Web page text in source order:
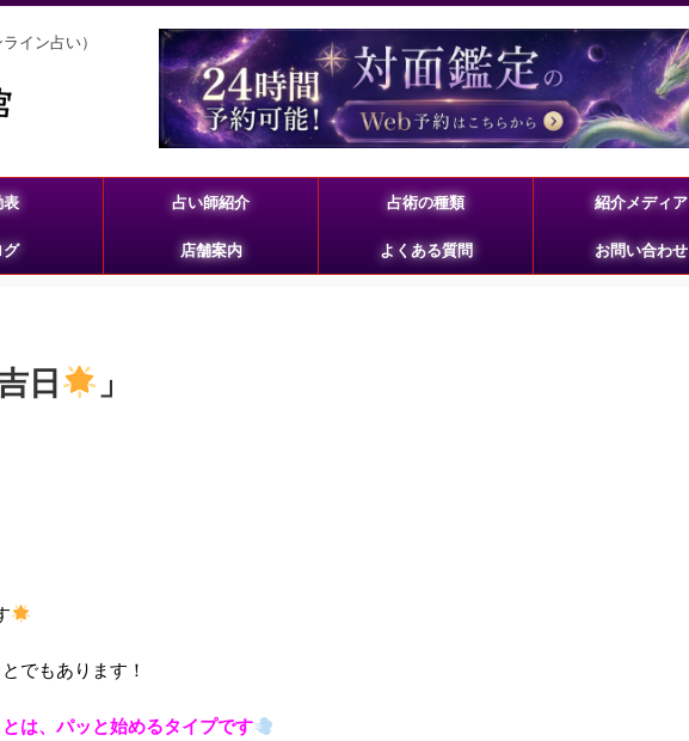
イン占い）
表 占い師紹介 占術の種類 紹介メディア
グ 店舗案内 よくある質問 お問い合わせ
日 」
でもあります！
は、パッと始めるタイプです